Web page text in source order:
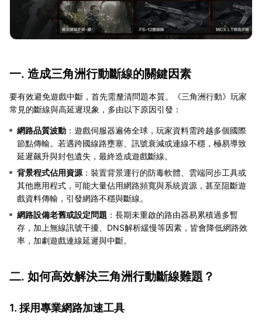
一. 造成三角洲行動斷線的關鍵因素
要有效避免遊戲中斷，首先需釐清問題本質。《三角洲行動》玩家
常見的斷線與高延遲現象，多由以下原因引發：
網路品質波動 ：遊戲伺服器遍佈全球，玩家資料需跨越多個國際
節點傳輸。若遇跨國線路壅塞、訊號衰減或連線不穩，極易導致
延遲飆升與封包遺失，最終造成遊戲斷線。
背景程式佔用資源 ：裝置背景運行的防毒軟體、雲端同步工具或
其他應用程式，可能大量佔用網路頻寬與系統資源，甚至阻斷遊
戲資料傳輸，引發網路不穩與斷線。
網路設備老舊或設定問題 ：長期未重啟的路由器易累積過多暫
存，加上無線訊號干擾、DNS解析緩慢等因素，皆會降低網路效
率，加劇遊戲連線延遲與中斷。
二. 如何高效解決三角洲行動斷線難題？
1. 採用專業網路加速工具